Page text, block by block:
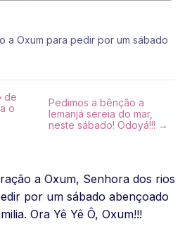
a Oxum para pedir por um sábado
de
o
Pedimos a bênção a
Iemanjá sereia do mar,
neste sábado! Odoyá!!! →
a Oxum, Senhora dos rios
por um sábado abençoado
Ora Yê Yê Ô, Oxum!!!